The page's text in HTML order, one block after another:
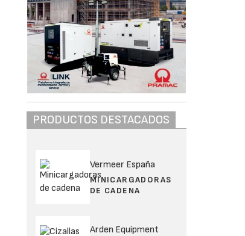
PRODUCTOS DESTACADOS
Vermeer España
MINICARGADORAS
DE CADENA
Arden Equipment